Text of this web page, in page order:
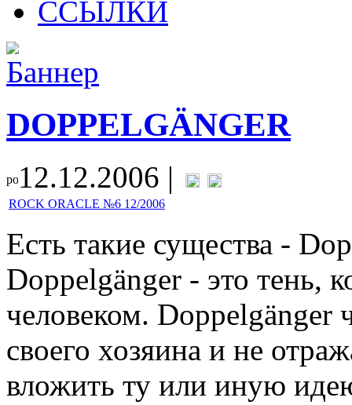
ССЫЛКИ
DOPPELGÄNGER
12.12.2006 |
ROCK ORACLE №6 12/2006
Есть такие существа -
Doppelgänger - это тень,
человеком. Doppelgänger
своего хозяина и не
вложить ту или иную